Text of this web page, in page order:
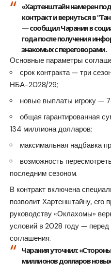
«Хартенштайн намерен
контракт и вернуться в
— сообщил Чарания в
года после получения
знакомых с переговорами.
Основные параметры
срок контракта — три
НБА-2028/29;
новые выплаты игроку —
общая гарантированная
134 миллиона долларов;
максимальная надбавка
возможность
последним сезоном.
В контракт включена
позволит Хартенштайну, его
руководству «Оклахомы»
условий в 2028 году —
соглашения.
Чарания уточнил:
миллионов долларов